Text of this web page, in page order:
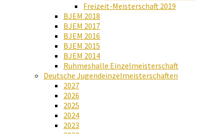
Freizeit-Meisterschaft 2019
BJEM 2018
BJEM 2017
BJEM 2016
BJEM 2015
BJEM 2014
Ruhmeshalle Einzelmeisterschaft
Deutsche Jugendeinzelmeisterschaften
2027
2026
2025
2024
2023